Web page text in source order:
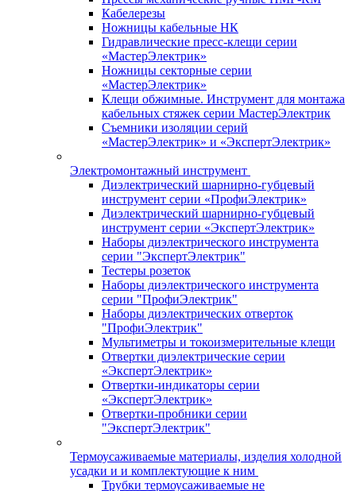
Кабелерезы
Ножницы кабельные НК
Гидравлические пресс-клещи серии
«МастерЭлектрик»
Ножницы секторные серии
«МастерЭлектрик»
Клещи обжимные. Инструмент для монтажа
кабельных стяжек серии МастерЭлектрик
Съемники изоляции серий
«МастерЭлектрик» и «ЭкспертЭлектрик»
Электромонтажный инструмент
Диэлектрический шарнирно-губцевый
инструмент серии «ПрофиЭлектрик»
Диэлектрический шарнирно-губцевый
инструмент серии «ЭкспертЭлектрик»
Наборы диэлектрического инструмента
серии "ЭкспертЭлектрик"
Тестеры розеток
Наборы диэлектрического инструмента
серии "ПрофиЭлектрик"
Наборы диэлектрических отверток
"ПрофиЭлектрик"
Мультиметры и токоизмерительные клещи
Отвертки диэлектрические серии
«ЭкспертЭлектрик»
Отвертки-индикаторы серии
«ЭкспертЭлектрик»
Отвертки-пробники серии
"ЭкспертЭлектрик"
Термоусаживаемые материалы, изделия холодной
усадки и и комплектующие к ним
Трубки термоусаживаемые не